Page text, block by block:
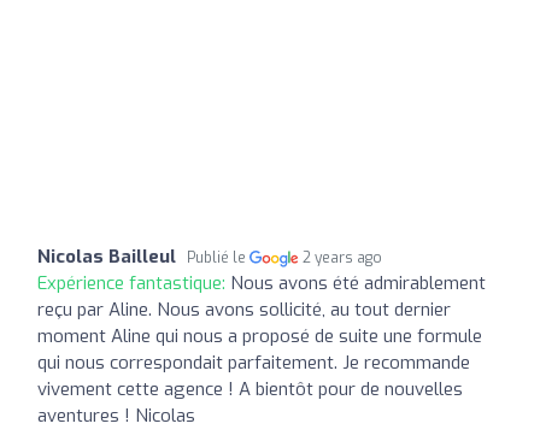
Nicolas Bailleul Publié le 2 years ago
Expérience fantastique: Nous avons été admirablement
reçu par Aline. Nous avons sollicité, au tout dernier
moment Aline qui nous a proposé de suite une formule
qui nous correspondait parfaitement. Je recommande
vivement cette agence ! A bientôt pour de nouvelles
aventures ! Nicolas